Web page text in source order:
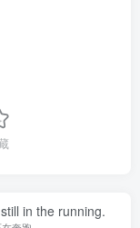
in the running.